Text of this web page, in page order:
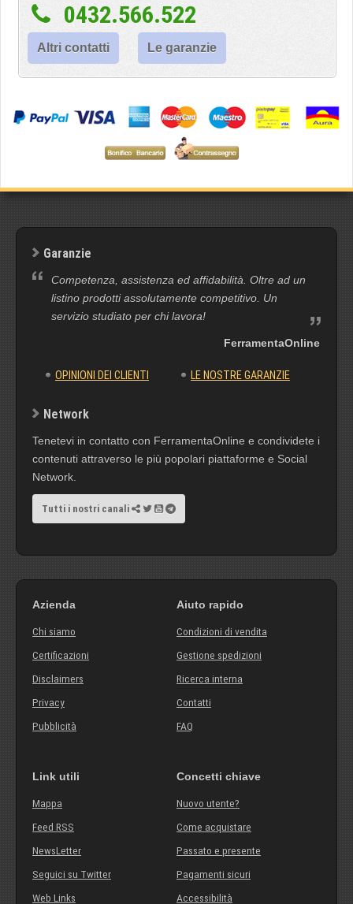
0432.566.522
Altri contatti Le garanzie
Garanzie
Competenza, assistenza ed affidabilità. Oltre ad un
listino prodotti assolutamente competitivo. Un
servizio studiato per chi lavora!
FerramentaOnline
OPINIONI DEI CLIENTI LE NOSTRE GARANZIE
Network
Tenetevi in contatto con FerramentaOnline e condividete i
contenuti attraverso le più popolari piattaforme e Social
Network.
Tutti i nostri canali
Azienda
Chi siamo
Certificazioni
Disclaimers
Privacy
Pubblicità
Aiuto rapido
Condizioni di vendita
Gestione spedizioni
Ricerca interna
Contatti
FAQ
Link utili
Mappa
Feed RSS
NewsLetter
Seguici su Twitter
Web Links
Concetti chiave
Nuovo utente?
Come acquistare
Passato e presente
Pagamenti sicuri
Accessibilità